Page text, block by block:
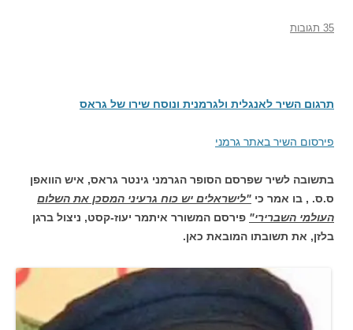
35 תגובות
תרגום השיר לאנגלית ולגרמנית ונוסח שירו של גראס
פירסום השיר באתר גרמני
בתשובה לשיר שפרסם הסופר הגרמני גינטר גראס, איש הוואפן
ס.ס. , בו אמר כי "לישראלים יש כוח גרעיני המסכן את השלום
העולמי השברירי" פירסם המשורר איתמר יעוז-קסט, ניצול ברגן
בלזן, את תשובתו המובאת כאן.